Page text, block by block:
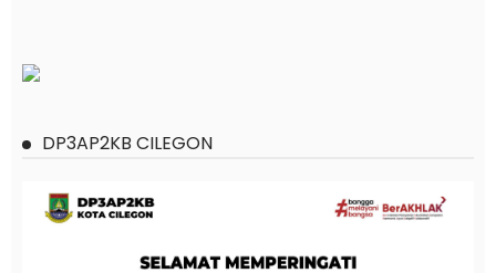
DP3AP2KB CILEGON